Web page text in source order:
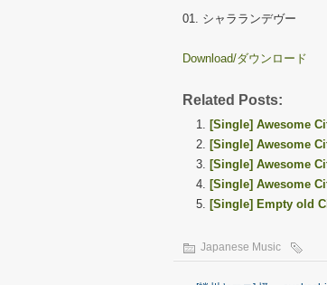
01. シャラランデヴー
Download/ダウンロード
Related Posts:
[Single] Awesome
[Single] Awesome
[Single] Awesome
[Single] Awesome
[Single] Empty old
Japanese Music